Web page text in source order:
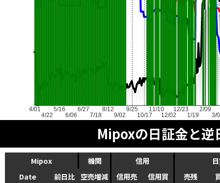
4/01
4/22
5/16
6/06
6/27
7/18
8/12
9/02
9/25
10/17
11/10
12/02
12/23
1/19
2/09
3/
Mipoxの日証金と逆
Mipox 機関 信用
Date
前日比 空売増減 信用売 信用買 売残